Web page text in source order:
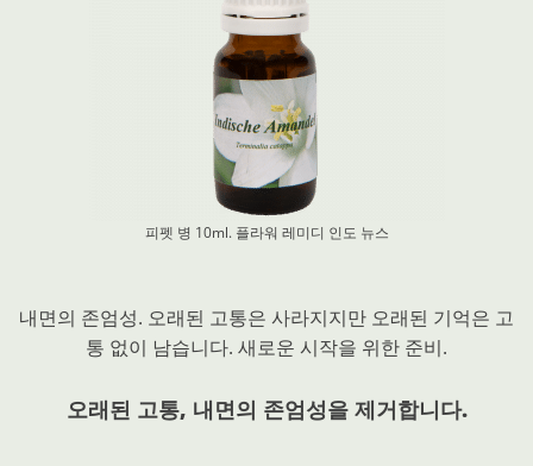
피펫 병 10ml. 플라워 레미디 인도 뉴스
내면의 존엄성. 오래된 고통은 사라지지만 오래된 기억은 고
통 없이 남습니다. 새로운 시작을 위한 준비.
오래된 고통, 내면의 존엄성을 제거합니다.